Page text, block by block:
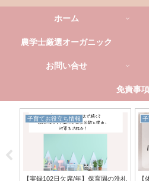
ホーム
農学士厳選オーガニック
お問い合せ
免責事項
子育てお役立ち情報
【実録102日欠席/年】保育園の洗礼